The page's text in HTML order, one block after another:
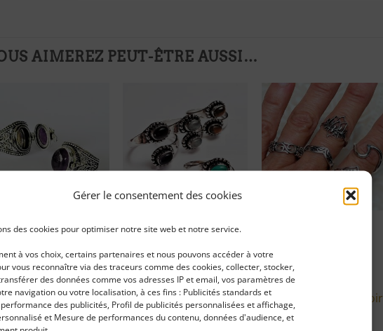
Gérer le consentement des cookies
des cookies pour optimiser notre site web et notre service.
à vos choix, certains partenaires et nous pouvons accéder à votre
vous reconnaître via des traceurs comme des cookies, collecter, stocker,
des données comme vos adresses IP et email, vos paramètres de
navigation ou votre localisation, à ces fins : Publicités standards et
des publicités, Profil de publicités personnalisées et affichage,
et Mesure de performances du contenu, données d'audience, et
AIMEREZ PEUT-ÊTRE AUSSI…
d'envies
secret
LA SUITE
pour voir
Ajouter
à ma
liste
Bague argentée pierre
LIRE LA SUITE
Se connecter pour voir
le prix
Ajouter
à ma
liste
d'envies
LIRE LA SUITE
Se connecter pour voir
le prix